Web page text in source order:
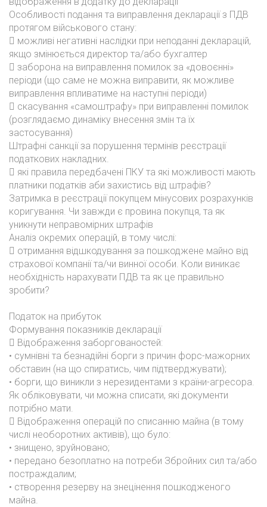
Особливості подання та виправлення декларації з ПДВ
протягом військового стану:
 можливі негативні наслідки при неподанні декларацій,
якщо змінюється директор та/або бухгалтер
 заборона на виправлення помилок за «довоєнні»
періоди (що саме не можна виправити, як можливе
виправлення впливатиме на наступні періоди)
 скасування «самоштрафу» при виправленні помилок
(розглядаємо динаміку внесення змін та їх
застосування)
Штрафні санкції за порушення термінів реєстрації
податкових накладних.
 які правила передбачені ПКУ та які можливості мають
платники податків аби захистись від штрафів?
Затримка в реєстрації покупцем мінусових розрахунків
коригування. Чи завжди є провина покупця, та як
уникнути неправомірних штрафів
Аналіз окремих операцій, в тому числі:
 отримання відшкодування за пошкоджене майно від
страхової компанії та/чи винної особи. Коли виникає
необхідність нарахувати ПДВ та як це правильно
зробити?
Податок на прибуток
Формування показників декларації
 Відображення заборгованостей:
• сумнівні та безнадійні борги з причин форс-мажорних
обставин (на що спиратись, чим підтверджувати);
• борги, що виникли з нерезидентами з країни-агресора.
Як обліковувати, чи можна списати, які документи
потрібно мати.
 Відображення операцій по списанню майна (в тому
числі необоротних активів), що було:
• знищено, зруйновано;
• передано безоплатно на потреби Збройних сил та/або
постраждалим;
• створення резерву на знецінення пошкодженого
майна.